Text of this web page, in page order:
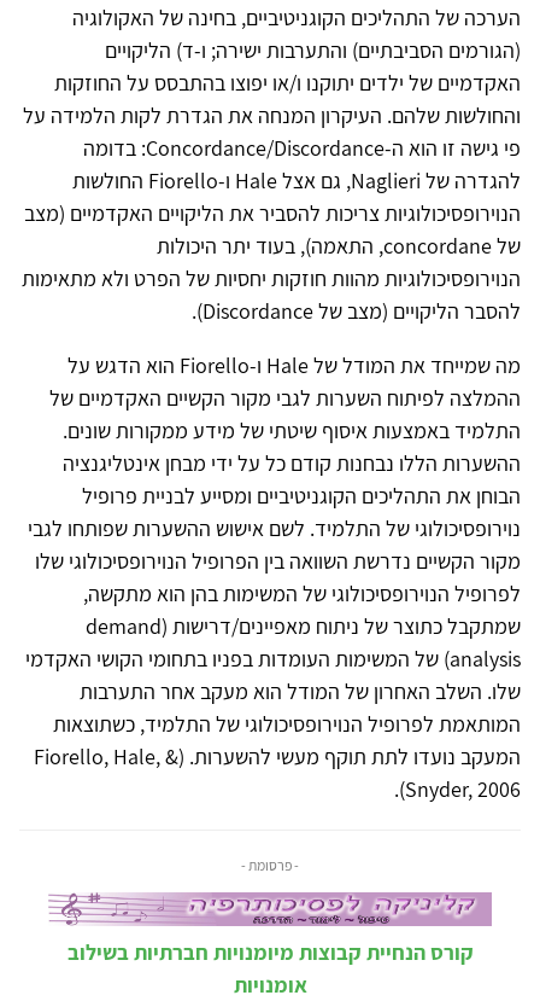
הערכה של התהליכים הקוגניטיביים, בחינה של האקולוגיה
(הגורמים הסביבתיים) והתערבות ישירה; ו-ד) הליקויים
האקדמיים של ילדים יתוקנו ו/או יפוצו בהתבסס על החוזקות
והחולשות שלהם. העיקרון המנחה את הגדרת לקות הלמידה על
פי גישה זו הוא ה-Concordance/Discordance: בדומה
להגדרה של Naglieri, גם אצל Hale ו-Fiorello החולשות
הנוירופסיכולוגיות צריכות להסביר את הליקויים האקדמיים (מצב
של concordane, התאמה), בעוד יתר היכולות
הנוירופסיכולוגיות מהוות חוזקות יחסיות של הפרט ולא מתאימות
להסבר הליקויים (מצב של Discordance).
מה שמייחד את המודל של Hale ו-Fiorello הוא הדגש על
ההמלצה לפיתוח השערות לגבי מקור הקשיים האקדמיים של
התלמיד באמצעות איסוף שיטתי של מידע ממקורות שונים.
ההשערות הללו נבחנות קודם כל על ידי מבחן אינטליגנציה
הבוחן את התהליכים הקוגניטיביים ומסייע לבניית פרופיל
נוירופסיכולוגי של התלמיד. לשם אישוש ההשערות שפותחו לגבי
מקור הקשיים נדרשת השוואה בין הפרופיל הנוירופסיכולוגי שלו
לפרופיל הנוירופסיכולוגי של המשימות בהן הוא מתקשה,
שמתקבל כתוצר של ניתוח מאפיינים/דרישות (demand
analysis) של המשימות העומדות בפניו בתחומי הקושי האקדמי
שלו. השלב האחרון של המודל הוא מעקב אחר התערבות
המותאמת לפרופיל הנוירופסיכולוגי של התלמיד, כשתוצאות
המעקב נועדו לתת תוקף מעשי להשערות. (Fiorello, Hale, &
Snyder, 2006).
- פרסומת -
קורס הנחיית קבוצות מיומנויות חברתיות בשילוב
אומנויות